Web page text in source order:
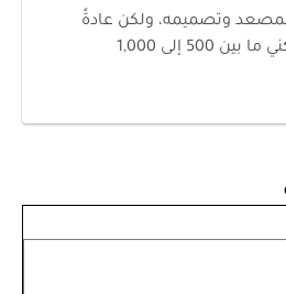
وتصميمه، ولكن عادةً
يتحمل المصعد السكني ما بين 500 إلى 1,000